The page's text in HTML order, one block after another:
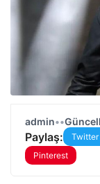
admin••
Paylaş: Twitter
Pinterest